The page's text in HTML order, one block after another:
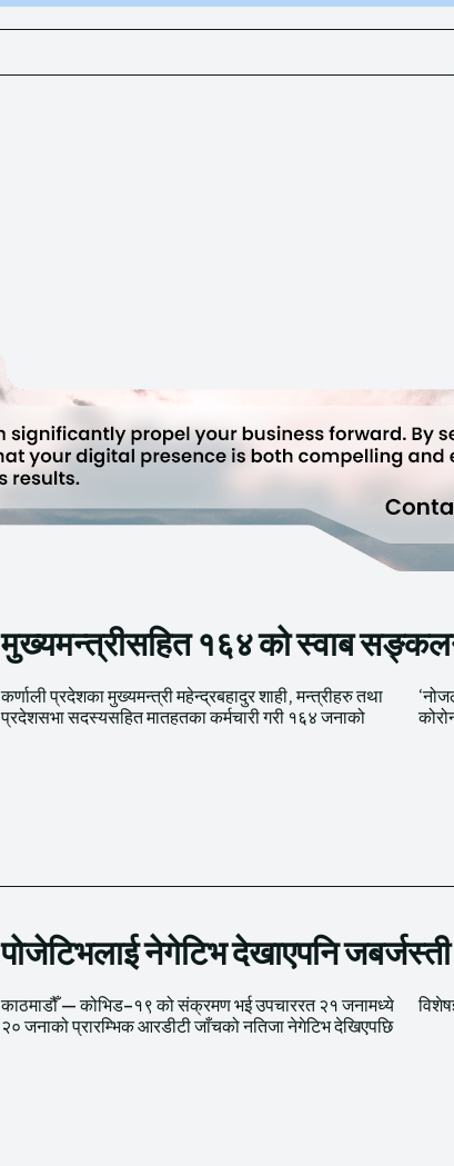
मुख्यमन्त्रीसहित १६४ को स्वाब
कर्णाली प्रदेशका मुख्यमन्त्री महेन्द्रबहादुर शाही, मन्त्रीहरु तथा
प्रदेशसभा सदस्यसहित मातहतका कर्मचारी गरी १६४ जनाको
‘नोजल स्वाब’ सङ्कलन गरिएको छ । प्रदेशसभाको बैठकमा
पोजेटिभलाई नेगेटिभ देखाएपनि
काठमाडौँ — कोभिड–१९ को संक्रमण भई उपचाररत २१ जनामध्ये
२० जनाको प्रारम्भिक आरडीटी जाँचको नतिजा नेगेटिभ देखिएपछि